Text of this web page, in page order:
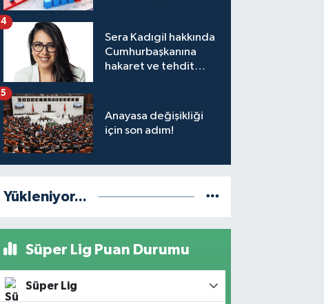
Sera Kadıgil hakkında
Cumhurbaşkanına
hakaret ve tehdit
4
Anayasa değişikliği
için son adım!
5
Yükleniyor...
Süper Lig Puan Durumu
Süper Lig